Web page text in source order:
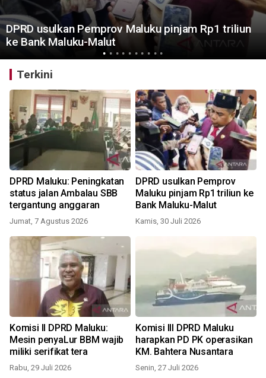
DPRD usulkan Pemprov Maluku pinjam Rp1 triliun
ke Bank Maluku-Malut
Terkini
DPRD Maluku: Peningkatan
status jalan Ambalau SBB
tergantung anggaran
Jumat, 7 Agustus 2026
DPRD usulkan Pemprov
Maluku pinjam Rp1 triliun ke
Bank Maluku-Malut
Kamis, 30 Juli 2026
Komisi II DPRD Maluku:
Mesin penyaLur BBM wajib
miliki serifikat tera
Rabu, 29 Juli 2026
Komisi III DPRD Maluku
harapkan PD PK operasikan
KM. Bahtera Nusantara
Senin, 27 Juli 2026